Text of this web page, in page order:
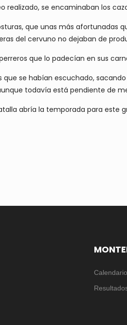
realizado, se encaminaban los
que unas más
del cervuno no dejaban de
que lo padecían en sus
se habían escuchado,
todavía está pendiente de
abría la temporada para este
Calendario